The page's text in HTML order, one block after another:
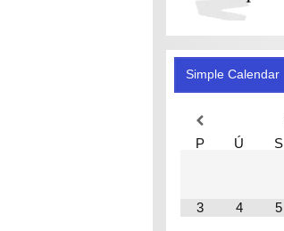
Simple Calendar
P
Ú S
3 4 5